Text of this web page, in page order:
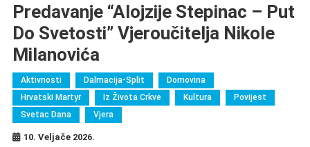
Predavanje “Alojzije Stepinac – Put
Do Svetosti” Vjeroučitelja Nikole
Milanovića
Aktivnosti Dalmacija-Split
Domovina
Hrvatski Martyr
Iz Života Crkve Kultura
Povijest
Svetac Dana
Vjera
10. Veljače 2026.